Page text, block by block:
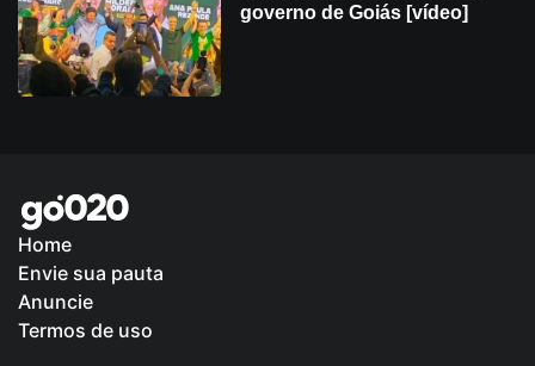
governo de Goiás [vídeo]
Home
Envie sua pauta
Anuncie
Termos de uso